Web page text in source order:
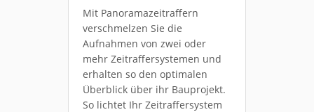
Mit Panoramazeitraffern
verschmelzen Sie die
Aufnahmen von zwei oder
mehr Zeitraffersystemen und
erhalten so den optimalen
Überblick über ihr Bauprojekt.
So lichtet Ihr Zeitraffersystem